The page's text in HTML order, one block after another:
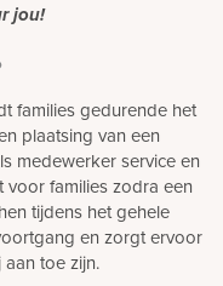
jou!
families gedurende het
plaatsing van een
medewerker service en
voor families zodra een
tijdens het gehele
en zorgt ervoor
toe zijn.